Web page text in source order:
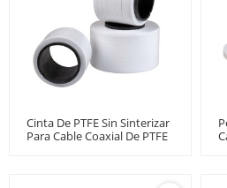
Cinta De PTFE Sin Sinterizar
Para Cable Coaxial De PTFE